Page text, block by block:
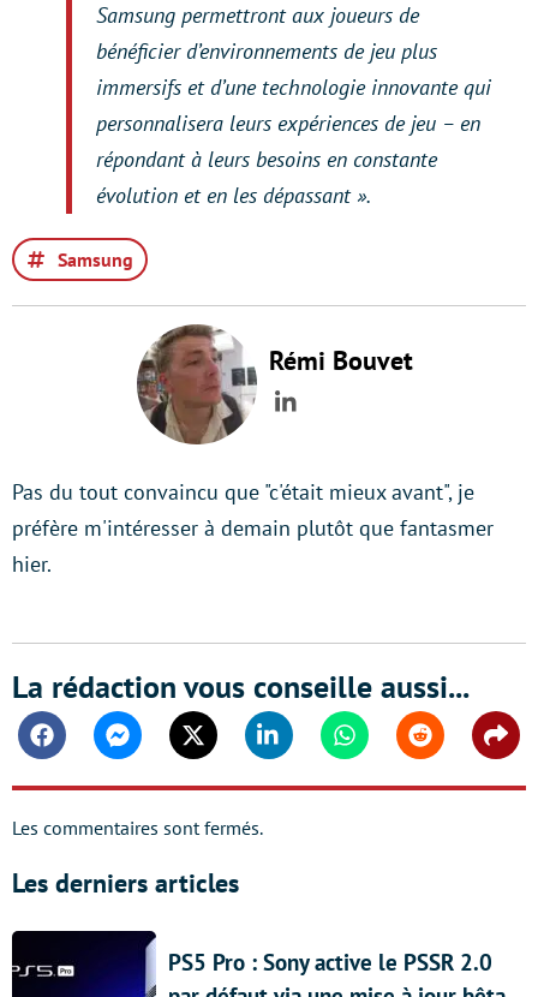
Samsung permettront aux joueurs de
bénéficier d’environnements de jeu plus
immersifs et d’une technologie innovante qui
personnalisera leurs expériences de jeu – en
répondant à leurs besoins en constante
évolution et en les dépassant ».
Samsung
Rémi Bouvet
LinkedIn
Pas du tout convaincu que "c'était mieux avant", je
préfère m'intéresser à demain plutôt que fantasmer
hier.
La rédaction vous conseille aussi...
FacebookMessengerTwitter Linkedin WhatsappReddit
Les commentaires sont fermés.
Les derniers articles
PS5 Pro : Sony active le PSSR 2.0